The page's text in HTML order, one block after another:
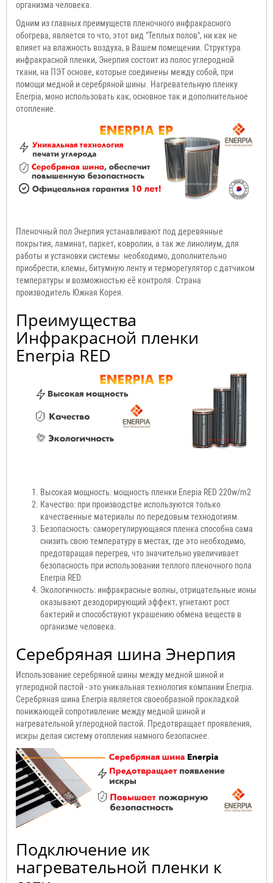
организма человека.
Одним из главных преимуществ пленочного инфракрасного
обогрева, является то что, этот вид "Теплых полов", ни как не
влияет на влажность воздуха, в Вашем помещении. Структура
инфракрасной пленки, Энерпия состоит из полос углеродной
ткани, на ПЭТ основе, которые соединены между собой, при
помощи медной и серебряной шины. Нагревательную пленку
Enerpia, моно использовать как, основное так и дополнительное
отопление.
Пленочный пол Энерпия устанавливают под деревянные
покрытия, ламинат, паркет, ковролин, а так же линолиум, для
работы и установки системы необходимо, дополнительно
приобрести, клемы, битумную ленту и терморегуляторс датчиком
температуры и возможностью её контроля. Страна
производитель Южная Корея.
Преимущества
Инфракрасной пленки
Enerpia RED
Высокая мощность: мощность пленки Enepia RED 220w/m2
Качество: при производстве используются только
качественные материалы по передовым технодогиям.
Безопасность: саморегулирующаяся пленка способна сама
снизить свою температуру в местах, где это необходимо,
предотвращая перегрев, что значительно увеличивает
безопасность при использовании теплого пленочного пола
Enerpia RED.
Экологичность: инфракрасные волны, отрицательные ионы
оказывают дезодорирующий эффект, угнетают рост
бактерий и способствуют украшению обмена веществ в
организме человека.
Серебряная шина Энерпия
Использование серебряной шины между медной шиной и
углеродной пастой - это уникальная технология компании Enerpia.
Серебряная шина Enerpia является своеобразной прокладкой
понижающей сопротивление между медной шиной и
нагревательной углеродной пастой. Предотвращает проявления,
искры делая систему отопления намного безопаснее.
Подключение ик
нагревательной пленки к